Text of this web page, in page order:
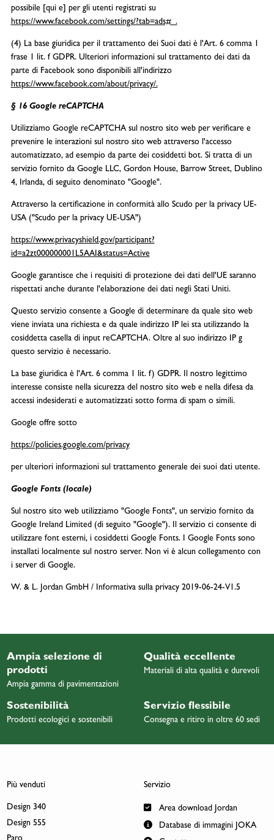
possibile [qui e] per gli utenti registrati su
https://www.facebook.com/settings/?tab=ads#_.
(4) La base giuridica per il trattamento dei Suoi dati è l'Art. 6 comma 1
frase 1 lit. f GDPR. Ulteriori informazioni sul trattamento dei dati da
parte di Facebook sono disponibili all'indirizzo
https://www.facebook.com/about/privacy/.
§ 16 Google reCAPTCHA
Utilizziamo Google reCAPTCHA sul nostro sito web per verificare e
prevenire le interazioni sul nostro sito web attraverso l'accesso
automatizzato, ad esempio da parte dei cosiddetti bot. Si tratta di un
servizio fornito da Google LLC, Gordon House, Barrow Street, Dublino
4, Irlanda, di seguito denominato "Google".
Attraverso la certificazione in conformità allo Scudo per la privacy UE-
USA ("Scudo per la privacy UE-USA")
https://www.privacyshield.gov/participant?
id=a2zt000000001L5AAI&status=Active
Google garantisce che i requisiti di protezione dei dati dell'UE saranno
rispettati anche durante l'elaborazione dei dati negli Stati Uniti.
Questo servizio consente a Google di determinare da quale sito web
viene inviata una richiesta e da quale indirizzo IP lei sta utilizzando la
cosiddetta casella di input reCAPTCHA. Oltre al suo indirizzo IP g
questo servizio è necessario.
La base giuridica è l'Art. 6 comma 1 lit. f) GDPR. Il nostro legittimo
interesse consiste nella sicurezza del nostro sito web e nella difesa da
accessi indesiderati e automatizzati sotto forma di spam o simili.
Google offre sotto
https://policies.google.com/privacy
per ulteriori informazioni sul trattamento generale dei suoi dati utente.
Google Fonts (locale)
Sul nostro sito web utilizziamo "Google Fonts", un servizio fornito da
Google Ireland Limited (di seguito "Google"). Il servizio ci consente di
utilizzare font esterni, i cosiddetti Google Fonts. I Google Fonts sono
installati localmente sul nostro server. Non vi è alcun collegamento con
i server di Google.
W. & L. Jordan GmbH / Informativa sulla privacy 2019-06-24-V1.5
Ampia selezione di
prodotti
Ampia gamma di pavimentazioni
Qualità eccellente
Materiali di alta qualità e durevoli
Sostenibilità
Prodotti ecologici e sostenibili
Servizio flessibile
Consegna e ritiro in oltre 60 sedi
Più venduti
Design 340
Design 555
Servizio
Area download Jordan
Database di immagini JOKA